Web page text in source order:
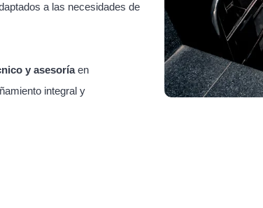
a las necesidades de
y asesoríaen
integral y